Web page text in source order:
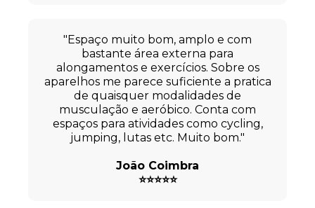
"Espaço muito bom, amplo e com
bastante área externa para
alongamentos e exercícios. Sobre os
aparelhos me parece suficiente a pratica
de quaisquer modalidades de
musculação e aeróbico. Conta com
espaços para atividades como cycling,
jumping, lutas etc. Muito bom."
João Coimbra
⭐⭐⭐⭐⭐